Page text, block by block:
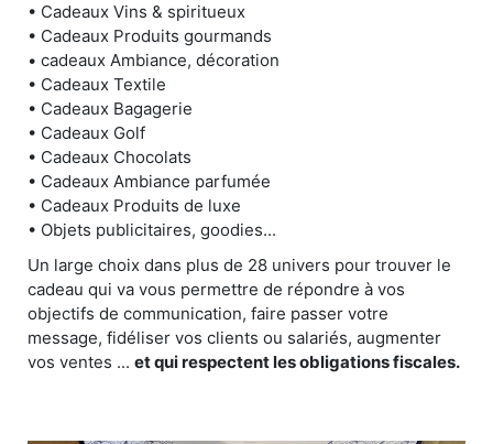
• Cadeaux Vins & spiritueux
• Cadeaux Produits gourmands
• cadeaux Ambiance, décoration
• Cadeaux Textile
• Cadeaux Bagagerie
• Cadeaux Golf
• Cadeaux Chocolats
• Cadeaux Ambiance parfumée
• Cadeaux Produits de luxe
• Objets publicitaires, goodies...
Un large choix dans plus de 28 univers pour trouver le
cadeau qui va vous permettre de répondre à vos
objectifs de communication, faire passer votre
message, fidéliser vos clients ou salariés, augmenter
vos ventes ... et qui respectent les obligations fiscales.